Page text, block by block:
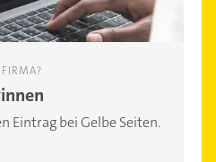
Eintrag bei Gelbe Seiten.